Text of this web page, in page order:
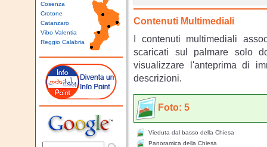
Cosenza
Crotone
Catanzaro
Vibo Valentia
Reggio Calabria
Contenuti Multimediali
I contenuti multimediali
scaricati sul palmare solo
visualizzare l'anteprima di
descrizioni.
Foto: 5
Vieduta dal basso della Chiesa
Panoramica della Chiesa